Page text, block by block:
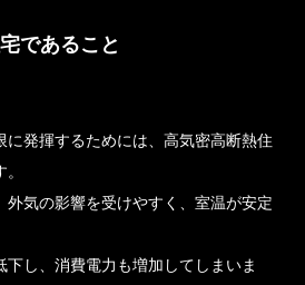
であること
に発揮するためには、高気密高断熱住
外気の影響を受けやすく、室温が安定
下し、消費電力も増加してしまいま